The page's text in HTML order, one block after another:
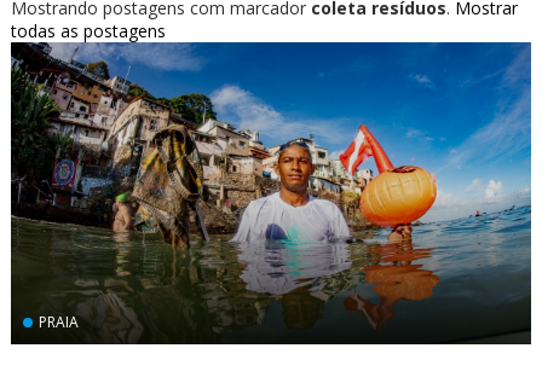
Mostrando postagens com marcador coleta resíduos. Mostrar
todas as postagens
PRAIA